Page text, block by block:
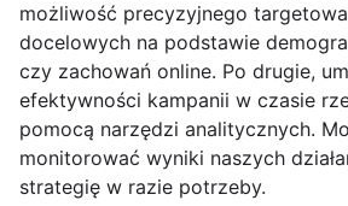
możliwość precyzyjnego
docelowych na podstawie
czy zachowań online. Po drugie,
efektywności kampanii w czasie
pomocą narzędzi analitycznych.
monitorować wyniki naszych
strategię w razie potrzeby.